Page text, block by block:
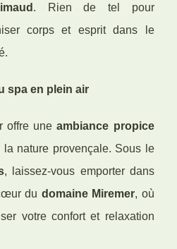
. Rien de tel pour
corps et esprit dans le
spa en plein air
offre uneambiance propice
la nature provençale. Sous le
, laissez-vous emporter dans
du domaine Miremer, où
votre confort et relaxation